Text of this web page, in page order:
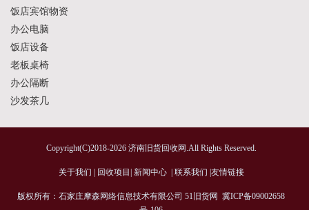
饭店宾馆物资
办公电脑
饭店设备
老板桌椅
办公隔断
沙发茶几
Copyright(C)2018-2026 济南旧货回收网.All Rights Reserved.
关于我们 | 回收项目 | 新闻中心| 联系我们 |友情链接
版权所有：石家庄摩森网络信息技术有限公司 51旧货网 冀ICP备09002658